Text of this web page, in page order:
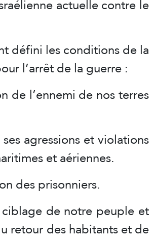
actuelle contre le
défini les conditions de la
l’arrêt de la guerre :
de l’ennemi de nos terres
agressions et violations
et aériennes.
des prisonniers.
de notre peuple et
retour des habitants et de